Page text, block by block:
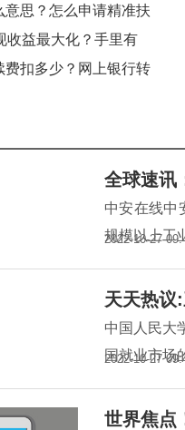
思？怎么申请精准扶
免息贷款条件
收益最大化？手里有
适？
费扣多少？网上银行转
全球速讯
中安在线中
规模以上工
2022-10-27
天天热议
中国人民大
国就业市场
2022-10-27
世界焦点